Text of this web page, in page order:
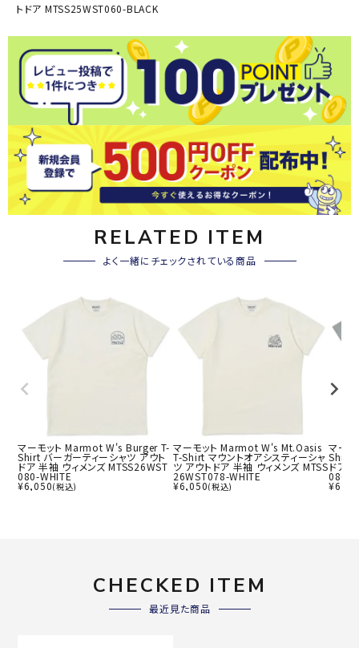
トドア MTSS25WST060-BLACK
RELATED ITEM
よく一緒にチェックされている商品
マーモット Marmot W's Burger T-
Shirt バーガーティーシャツ アウト
ドア 半袖 ウィメンズ MTSS26WST
080-WHITE
¥6,050(税込)
マーモット Marmot W's Mt.Oasis
T-Shirt マウントオアシスティーシャ
ツ アウトドア 半袖 ウィメンズ MTSS
26WST078-WHITE
¥6,050(税込)
マー
Shirt
ドア
080-
¥
CHECKED ITEM
最近見た商品